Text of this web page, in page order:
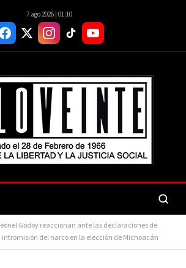
7 ago 2026 | 01:10
Godoy reaccionan ante las declaraciones de
intromisión del narco en la elección de Michoacán